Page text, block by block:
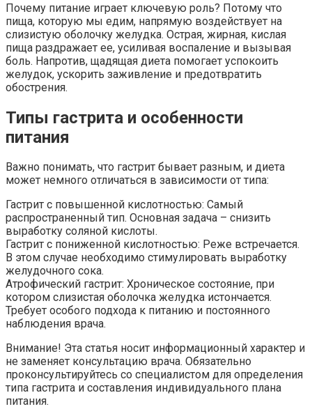
Почему питание играет ключевую роль? Потому что
пища, которую мы едим, напрямую воздействует на
слизистую оболочку желудка. Острая, жирная, кислая
пища раздражает ее, усиливая воспаление и вызывая
боль. Напротив, щадящая диета помогает успокоить
желудок, ускорить заживление и предотвратить
обострения.
Типы гастрита и особенности
питания
Важно понимать, что гастрит бывает разным, и диета
может немного отличаться в зависимости от типа:
Гастрит с повышенной кислотностью: Самый
распространенный тип. Основная задача – снизить
выработку соляной кислоты.
Гастрит с пониженной кислотностью: Реже встречается.
В этом случае необходимо стимулировать выработку
желудочного сока.
Атрофический гастрит: Хроническое состояние, при
котором слизистая оболочка желудка истончается.
Требует особого подхода к питанию и постоянного
наблюдения врача.
Внимание! Эта статья носит информационный характер и
не заменяет консультацию врача. Обязательно
проконсультируйтесь со специалистом для определения
типа гастрита и составления индивидуального плана
питания.